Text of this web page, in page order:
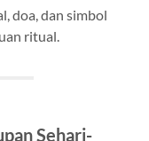
doa, dan simbol
ritual.
Sehari-